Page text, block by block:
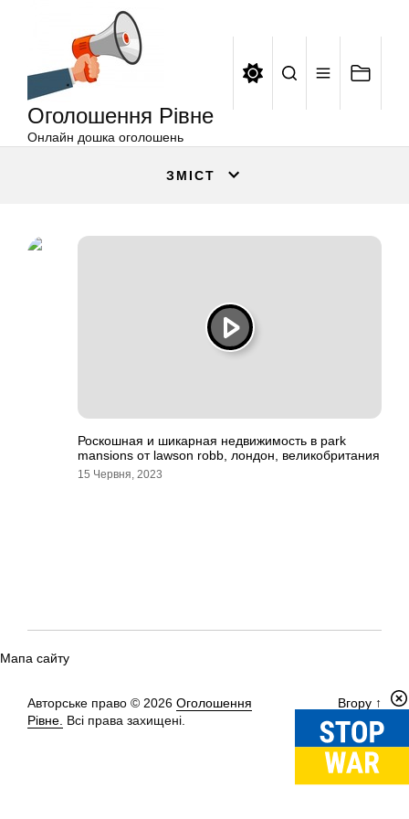
Оголошення Рівне
Онлайн дошка оголошень
ЗМІСТ
Роскошная и шикарная недвижимость в park
mansions от lawson robb, лондон, великобритания
15 Червня, 2023
Мапа сайту
Авторське право © 2026 Оголошення
Рівне. Всі права захищені.
Вгору ↑